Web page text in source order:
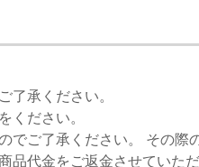
了承ください。
ください。
でご了承ください。 その際
品代金をご返金させていた